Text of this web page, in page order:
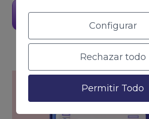
Configurar
Rechazar todo
Permitir Todo
Pide